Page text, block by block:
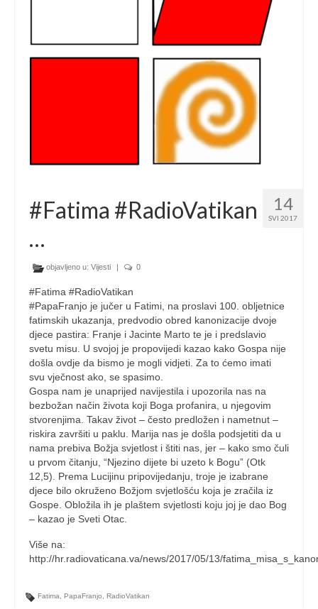
14
SVI 2017
#Fatima #RadioVatikan
…
objavljeno u: Vijesti | 0
#Fatima #RadioVatikan
#PapaFranjo je jučer u Fatimi, na proslavi 100. obljetnice
fatimskih ukazanja, predvodio obred kanonizacije dvoje
djece pastira: Franje i Jacinte Marto te je i predslavio
svetu misu. U svojoj je propovijedi kazao kako Gospa nije
došla ovdje da bismo je mogli vidjeti. Za to ćemo imati
svu vječnost ako, se spasimo.
Gospa nam je unaprijed navijestila i upozorila nas na
bezbožan način života koji Boga profanira, u njegovim
stvorenjima. Takav život – često predložen i nametnut –
riskira završiti u paklu. Marija nas je došla podsjetiti da u
nama prebiva Božja svjetlost i štiti nas, jer – kako smo čuli
u prvom čitanju, “Njezino dijete bi uzeto k Bogu” (Otk
12,5). Prema Lucijinu pripovijedanju, troje je izabrane
djece bilo okruženo Božjom svjetlošću koja je zračila iz
Gospe. Obložila ih je plaštem svjetlosti koju joj je dao Bog
– kazao je Sveti Otac.
Više na:
http://hr.radiovaticana.va/news/2017/05/13/
Fatima PapaFranjo RadioVatikan